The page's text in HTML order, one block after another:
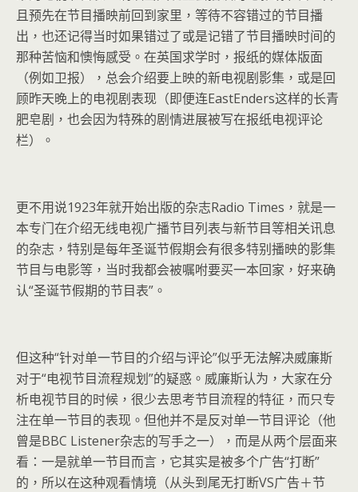
且预先在节目播映前回到家里，等待不容错过的节目播
出，也还记得当时如果错过了或是记错了节目播映时间的
那种苦恼和懊悔感受。在英国求学时，报纸的媒体版面
（例如卫报），总会介绍要上映的新电视剧影集，或是回
顾昨天晚上的电视剧表现（即便连EastEnders这样的长青
肥皂剧，也会因为特殊的剧情进展被写在报纸电视评论
栏）。
更不用说1923年就开始出版的杂志Radio Times，就是一
本专门在介绍无线电视广播节目列表与新节目等相关讯息
的杂志，特别是每年圣诞节假期会有很多特别播映的影集
节目与电影等，当时我都会被嘱咐要买一本回家，好来确
认“圣诞节假期的节目表”。
但这种“针对单一节目的介绍与评论”似乎无法解决威廉斯
对于“电视节目流程规划”的疑惑。威廉斯认为，大家在分
析电视节目的时候，很少去思考节目流程的特征，而只专
注在单一节目的表现。但他并不是反对单一节目评论（他
曾是BBC Listener杂志的写手之一），而是从两个层面来
看：一是就单一节目而言，它其实是被多个广告“打断”
的，所以在这种观看情境（从头到尾无打断VS广告＋节